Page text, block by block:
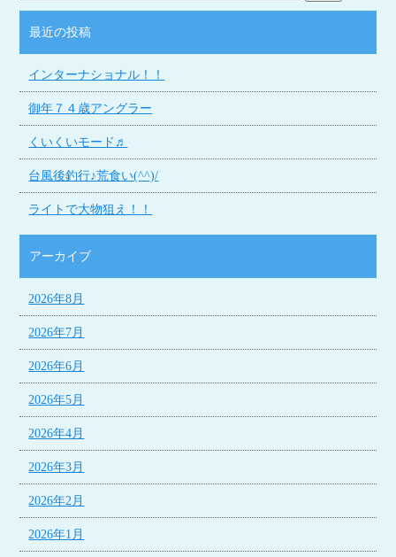
最近の投稿
インターナショナル！！
御年７４歳アングラー
くいくいモード♬
台風後釣行♪荒食い(^^)/
ライトで大物狙え！！
アーカイブ
2026年8月
2026年7月
2026年6月
2026年5月
2026年4月
2026年3月
2026年2月
2026年1月